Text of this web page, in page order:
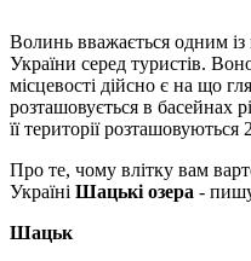
Волинь вважається одним
України серед туристів.
місцевості дійсно є на що
розташовується в басейнах
її території
Про те, чому влітку вам
Україні Шацькі озера -
Шацьк